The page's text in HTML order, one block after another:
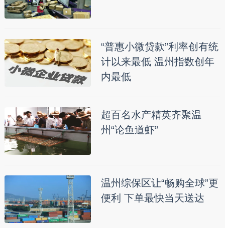
“普惠小微贷款”利率创有统
计以来最低 温州指数创年
内最低
超百名水产精英齐聚温
州“论鱼道虾”
温州综保区让“畅购全球”更
便利 下单最快当天送达